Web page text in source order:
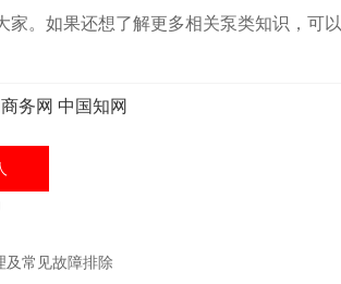
。如果还想了解更多相关泵类知识，可以
务网 中国知网
及常见故障排除